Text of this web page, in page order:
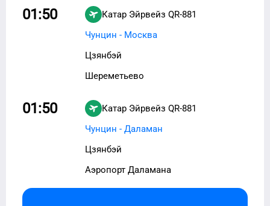
01:50 Катар Эйрвейз QR-881
Чунцин - Москва
Цзянбэй
Шереметьево
01:50 Катар Эйрвейз QR-881
Чунцин - Даламан
Цзянбэй
Аэропорт Даламана